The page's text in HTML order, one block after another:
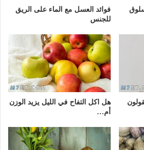
فوائد العسل مع الماء على الريق
للجنس
هل اكل التفاح في الليل يزيد الوزن
أم…